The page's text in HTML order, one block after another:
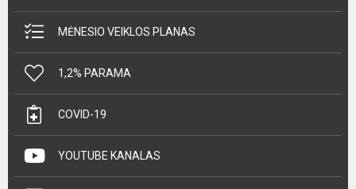
MĖNESIO VEIKLOS PLANAS
1,2% PARAMA
COVID-19
YOUTUBE KANALAS